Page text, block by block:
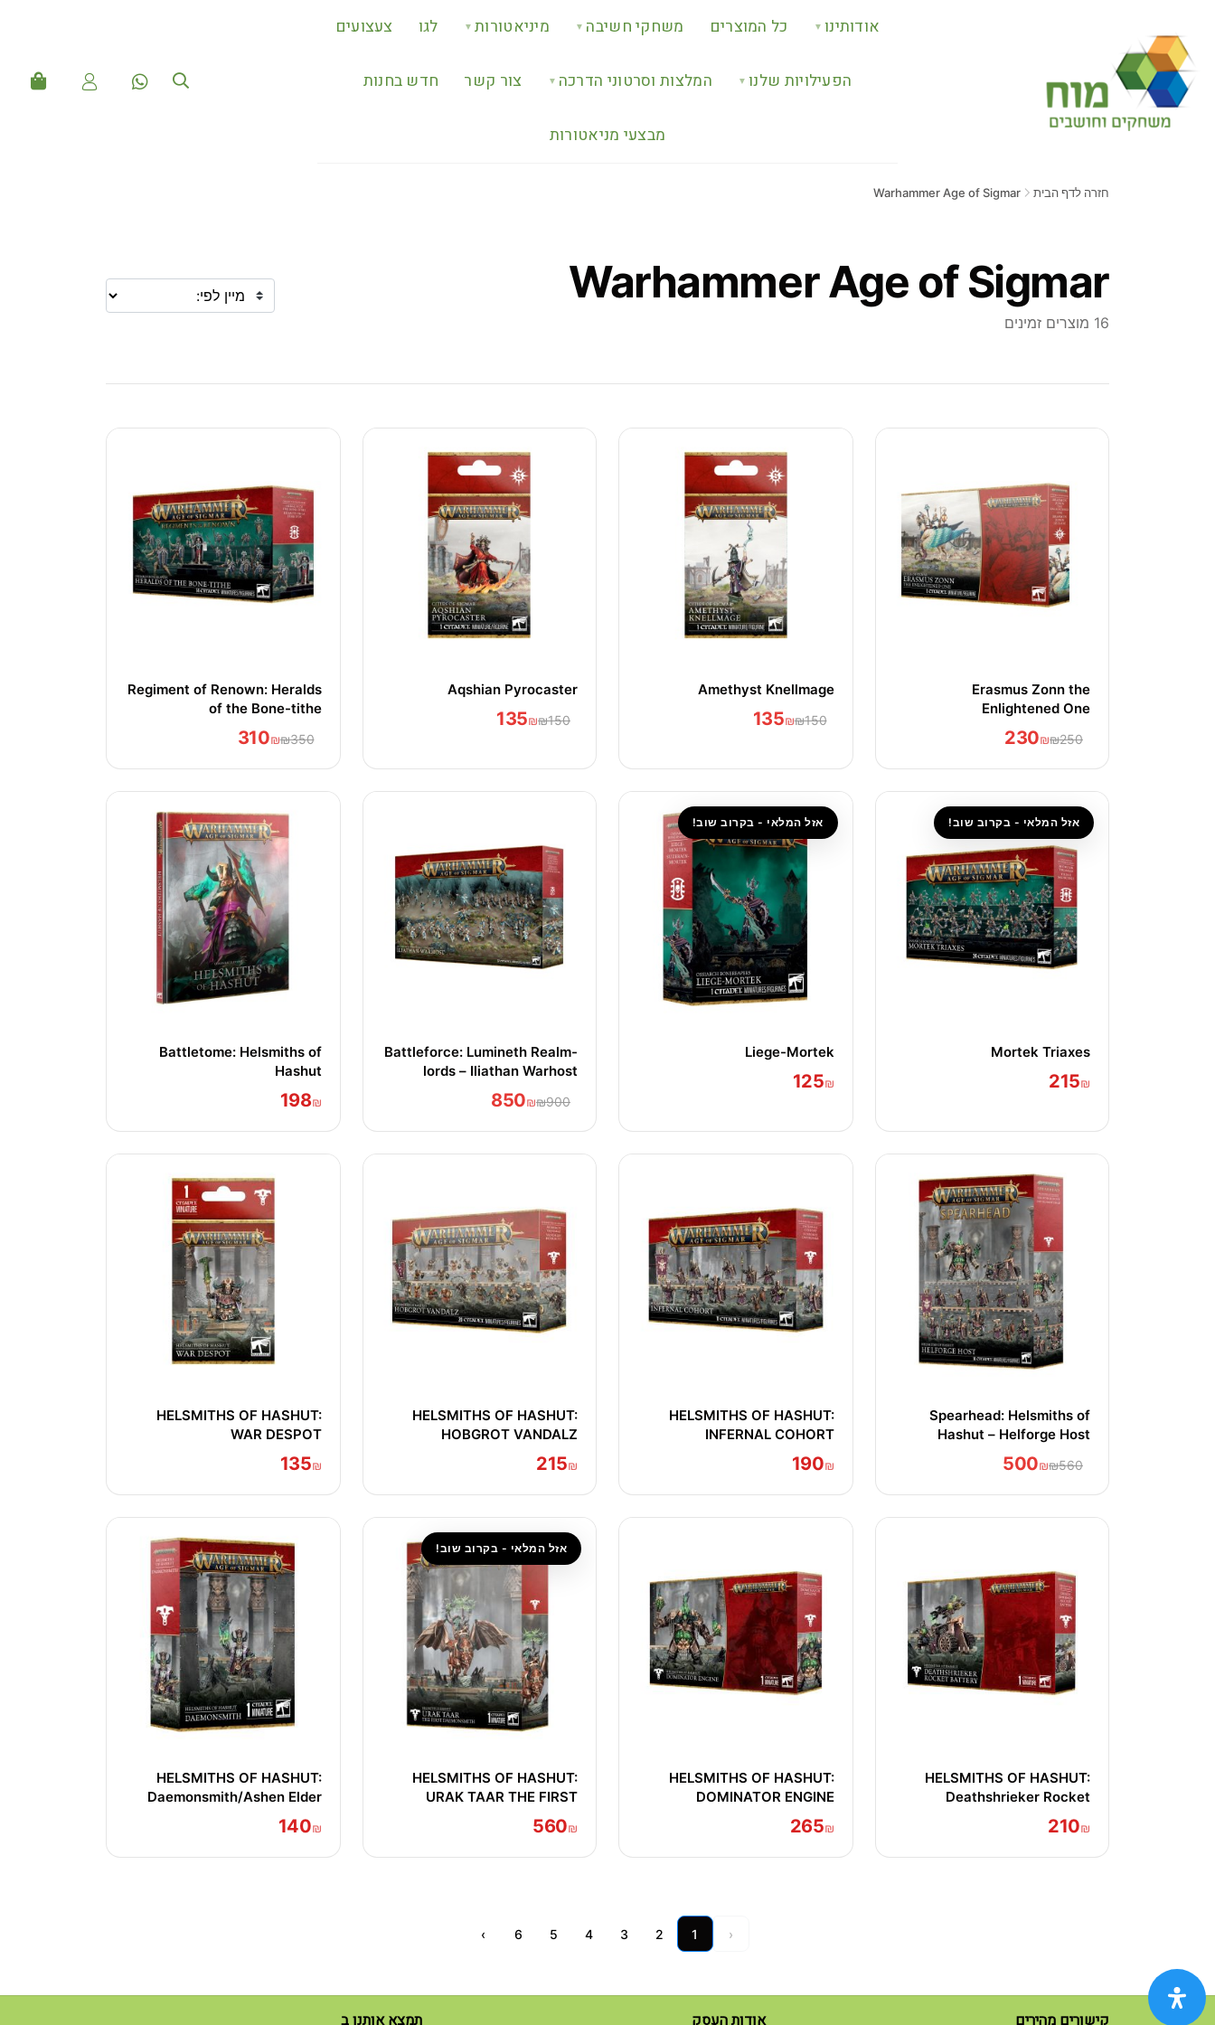
אודותינו ▼ כל המוצרים משחקי חשיבה ▼ מיניאטורות ▼ לגו צעצועים
הפעילויות שלנו ▼ המלצות וסרטוני הדרכה ▼ צור קשר חדש בחנות
מבצעי מניאטורות
חזרה לדף הבית Warhammer Age of Sigmar
Warhammer Age of Sigmar
16 מוצרים זמינים
Erasmus Zonn the
Enlightened One
₪250
₪
230
Amethyst Knellmage
₪150
₪
135
Aqshian Pyrocaster
₪150
₪
135
Regiment of Renown: Heralds
of the Bone-tithe
₪350
₪
310
אזל המלאי - בקרוב שוב!
Mortek Triaxes
₪
215
אזל המלאי - בקרוב שוב!
Liege-Mortek
₪
125
Battleforce: Lumineth Realm-
lords – Iliathan Warhost
₪900
₪
850
Battletome: Helsmiths of
Hashut
₪
198
Spearhead: Helsmiths of
Hashut – Helforge Host
₪560
₪
500
HELSMITHS OF HASHUT:
INFERNAL COHORT
₪
190
HELSMITHS OF HASHUT:
HOBGROT VANDALZ
₪
215
HELSMITHS OF HASHUT:
WAR DESPOT
₪
135
HELSMITHS OF HASHUT:
Deathshrieker Rocket
Battery/Tormentor Bombard
₪
210
HELSMITHS OF HASHUT:
DOMINATOR ENGINE
₪
265
אזל המלאי - בקרוב שוב!
HELSMITHS OF HASHUT:
URAK TAAR THE FIRST
DAEMONSMITH
₪
560
HELSMITHS OF HASHUT:
Daemonsmith/Ashen Elder
₪
140
‹
1
2
3
4
5
6
›
קישורים מהירים אודות העסק תמצא אותנו ב